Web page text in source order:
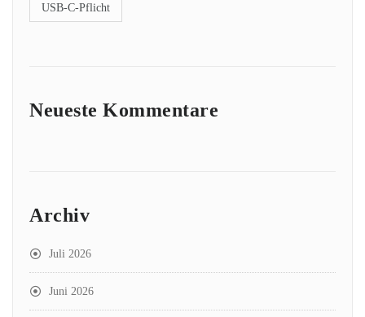
USB-C-Pflicht
Neueste Kommentare
Archiv
Juli 2026
Juni 2026